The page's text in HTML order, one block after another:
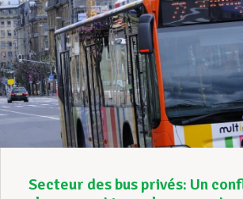
Secteur des bus privés: Un